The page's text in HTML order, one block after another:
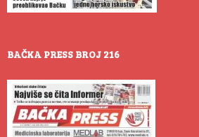
BAČKA PRESS BROJ 216